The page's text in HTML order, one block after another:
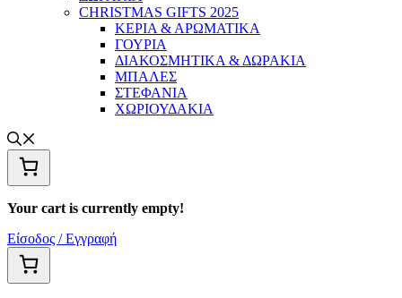
CHRISTMAS GIFTS 2025
ΚΕΡΙΑ & ΑΡΩΜΑΤΙΚΑ
ΓΟΥΡΙΑ
ΔΙΑΚΟΣΜΗΤΙΚΑ & ΔΩΡΑΚΙΑ
ΜΠΑΛΕΣ
ΣΤΕΦΑΝΙΑ
ΧΩΡΙΟΥΔΑΚΙΑ
Your cart is currently empty!
Είσοδος / Εγγραφή